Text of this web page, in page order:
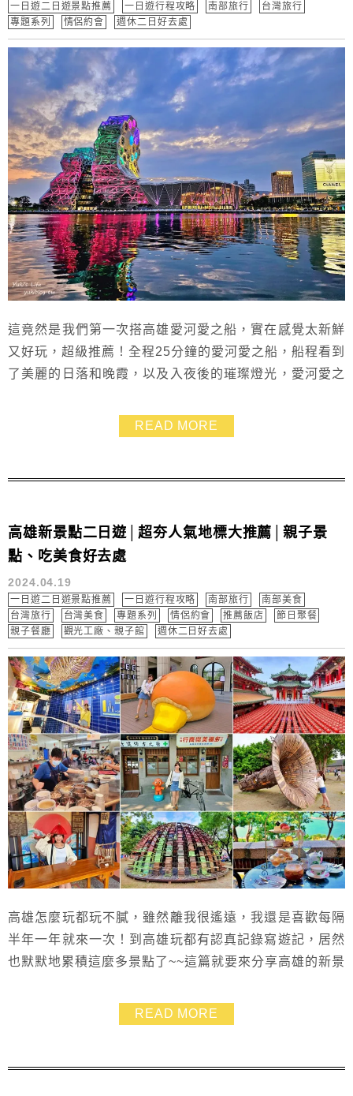
一日遊二日遊景點推薦 一日遊行程攻略 南部旅行
台灣旅行
專題系列
情侶約會 週休二日好去處
這竟然是我們第一次搭高雄愛河愛之船，實在感覺太新鮮
又好玩，超級推薦！全程25分鐘的愛河愛之船，船程看到
了美麗的日落和晚霞，以及入夜後的璀璨燈光，愛河愛之
的知名景點，並且有詳細又生動有趣的導覽，能清楚地看
到兩岸的風景～如果還沒搭過愛河愛之船，還蠻推薦可以
絕對會愛上這裡！我們是搭夏天傍晚6點半這班，風吹...
READ MORE
高雄新景點二日遊│超夯人氣地標大推薦│親子景
點、吃美食好去處
2024.04.19
一日遊二日遊景點推薦 一日遊行程攻略 南部旅行
南部美食
台灣旅行
台灣美食 專題系列 情侶約會 推薦飯店
節日聚餐
親子餐廳
觀光工廠、親子館 週休二日好去處
高雄怎麼玩都玩不膩，雖然離我很遙遠，我還是喜歡每隔
半年一年就來一次！到高雄玩都有認真記錄寫遊記，居然
也默默地累積這麼多景點了~~這篇就要來分享高雄的新景
塔海岸線咖啡，還幫大家規劃了兩天一夜的高雄之旅，有
逛有吃有玩有拍，家庭旅遊或情侶旅行都適合~~超讚的
READ MORE